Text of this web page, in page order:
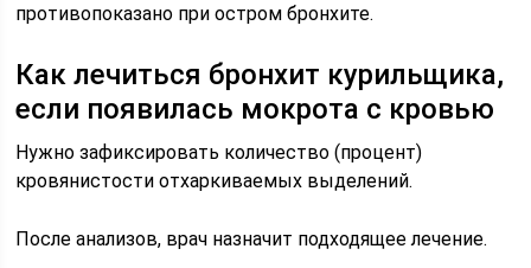
противопоказано при остром бронхите.
Как лечиться бронхит курильщика,
если появилась мокрота с кровью
Нужно зафиксировать количество (процент)
кровянистости отхаркиваемых выделений.
После анализов, врач назначит подходящее лечение.